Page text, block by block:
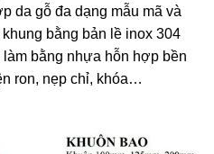
da gỗ đa dạng mẫu mã và
bằng bản lề inox 304
bằng nhựa hỗn hợp bền
ron, nẹp chỉ, khóa…